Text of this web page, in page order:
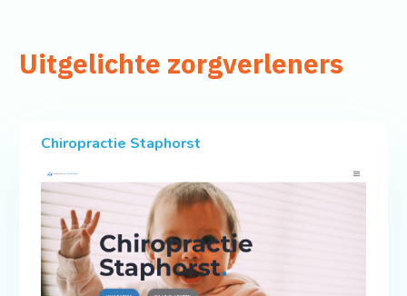
Uitgelichte zorgverleners
Chiropractie Staphorst